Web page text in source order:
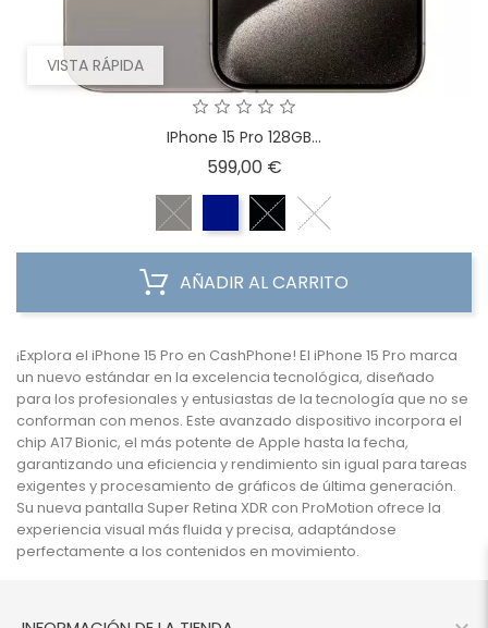
VISTA RÁPIDA
IPhone 15 Pro 128GB...
599,00 €Precio
AÑADIR AL CARRITO
¡Explora el iPhone 15 Pro en CashPhone! El iPhone 15 Pro marca
un nuevo estándar en la excelencia tecnológica, diseñado
para los profesionales y entusiastas de la tecnología que no se
conforman con menos. Este avanzado dispositivo incorpora el
chip A17 Bionic, el más potente de Apple hasta la fecha,
garantizando una eficiencia y rendimiento sin igual para tareas
exigentes y procesamiento de gráficos de última generación.
Su nueva pantalla Super Retina XDR con ProMotion ofrece la
experiencia visual más fluida y precisa, adaptándose
perfectamente a los contenidos en movimiento.